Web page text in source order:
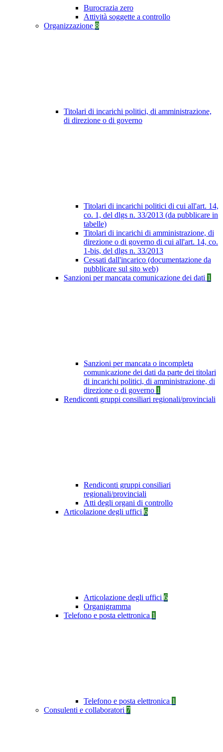
Burocrazia zero
Attività soggette a controllo
Organizzazione 8
Titolari di incarichi politici, di amministrazione,
di direzione o di governo
Titolari di incarichi politici di cui all'art. 14,
co. 1, del dlgs n. 33/2013 (da pubblicare in
tabelle)
Titolari di incarichi di amministrazione, di
direzione o di governo di cui all'art. 14, co.
1-bis, del dlgs n. 33/2013
Cessati dall'incarico (documentazione da
pubblicare sul sito web)
Sanzioni per mancata comunicazione dei dati 1
Sanzioni per mancata o incompleta
comunicazione dei dati da parte dei titolari
di incarichi politici, di amministrazione, di
direzione o di governo 1
Rendiconti gruppi consiliari regionali/provinciali
Rendiconti gruppi consiliari
regionali/provinciali
Atti degli organi di controllo
Articolazione degli uffici 6
Articolazione degli uffici 6
Organigramma
Telefono e posta elettronica 1
Telefono e posta elettronica 1
Consulenti e collaboratori 7